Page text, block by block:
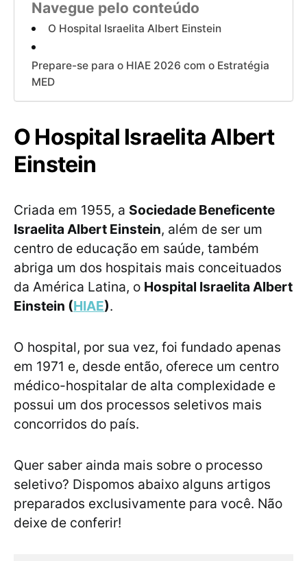
Navegue pelo conteúdo
O Hospital Israelita Albert Einstein
Prepare-se para o HIAE 2026 com o Estratégia
MED
O Hospital Israelita Albert
Einstein
Criada em 1955, a Sociedade Beneficente
Israelita Albert Einstein, além de ser um
centro de educação em saúde, também
abriga um dos hospitais mais conceituados
da América Latina, o Hospital Israelita Albert
Einstein (HIAE).
O hospital, por sua vez, foi fundado apenas
em 1971 e, desde então, oferece um centro
médico-hospitalar de alta complexidade e
possui um dos processos seletivos mais
concorridos do país.
Quer saber ainda mais sobre o processo
seletivo? Dispomos abaixo alguns artigos
preparados exclusivamente para você. Não
deixe de conferir!